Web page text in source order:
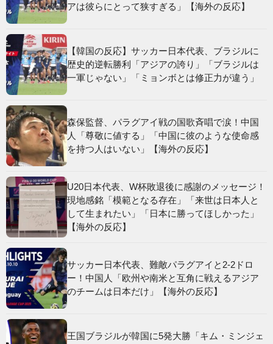
アは彼らにとって狭すぎる」【海外の反応】
【韓国の反応】サッカー日本代表、ブラジルに
歴史的逆転勝利「アジアの誇り」「ブラジルは
一軍じゃない」「ミョンボとは修正力が違う」
森保監督、パラグアイ戦の国歌斉唱で涙！中国
人「尊敬に値する」「中国に彼のような使命感
を持つ人はいない」【海外の反応】
U20日本代表、W杯敗退後に感謝のメッセージ！
現地感銘「模範となる存在」「来世は日本人と
して生まれたい」「日本に勝ってほしかった」
【海外の反応】
サッカー日本代表、難敵パラグアイと2-2ドロ
ー！中国人「欧州や南米と互角に戦えるアジア
のチームは日本だけ」【海外の反応】
王国ブラジルが韓国に5発大勝「キム・ミンジェ